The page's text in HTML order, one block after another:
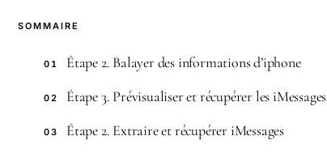
SOMMAIRE
01 Étape 2. Balayer des informations d’iphone
02 Étape 3. Prévisualiser et récupérer les iMessages
03 Étape 2. Extraire et récupérer iMessages